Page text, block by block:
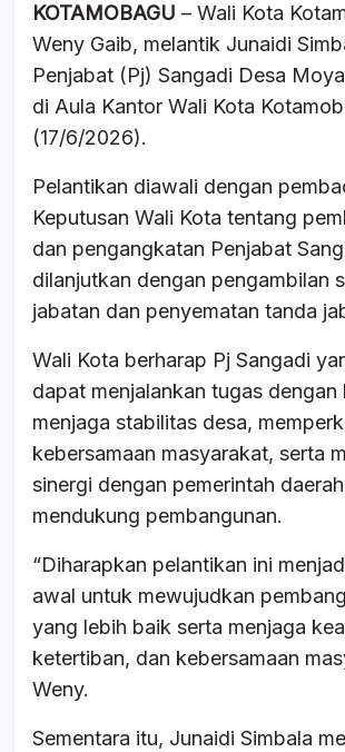
c
e
b
o
o
k
at
s
A
p
e
a
d
ar
e
KOTAMOBAGU – Wali Kota
Weny Gaib, melantik Junaidi
Penjabat (Pj) Sangadi Desa
di Aula Kantor Wali Kota
(17/6/2026).
Pelantikan diawali dengan
Keputusan Wali Kota tentang
dan pengangkatan Penjabat
dilanjutkan dengan pengambilan
jabatan dan penyematan tanda
Wali Kota berharap Pj Sangadi
dapat menjalankan tugas dengan
menjaga stabilitas desa,
kebersamaan masyarakat, serta
sinergi dengan pemerintah
mendukung pembangunan.
“Diharapkan pelantikan ini
awal untuk mewujudkan
yang lebih baik serta menjaga
ketertiban, dan kebersamaan
Weny.
Sementara itu, Junaidi Simbala